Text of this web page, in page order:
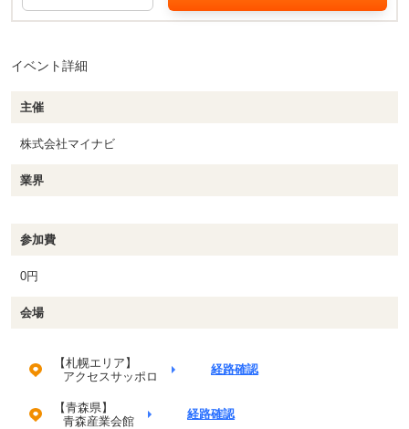
イベント詳細
主催
株式会社マイナビ
業界
参加費
0円
会場
【札幌エリア】
アクセスサッポロ
経路確認
【青森県】
青森産業会館
経路確認